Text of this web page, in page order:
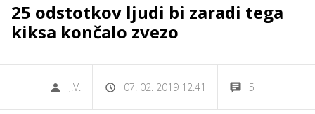
25 odstotkov ljudi bi zaradi tega
kiksa končalo zvezo
J.V. 07. 02. 2019 12.41 5